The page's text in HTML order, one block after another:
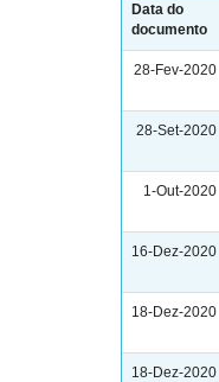
Data do
documento
28-Fev-2020
28-Set-2020
1-Out-2020
16-Dez-2020
18-Dez-2020
18-Dez-2020